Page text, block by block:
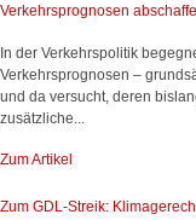
Verkehrsprognosen
In der Verkehrspolitik
Verkehrsprognosen –
und da versucht, deren
zusätzliche...
Zum Artikel
Zum GDL-Streik: